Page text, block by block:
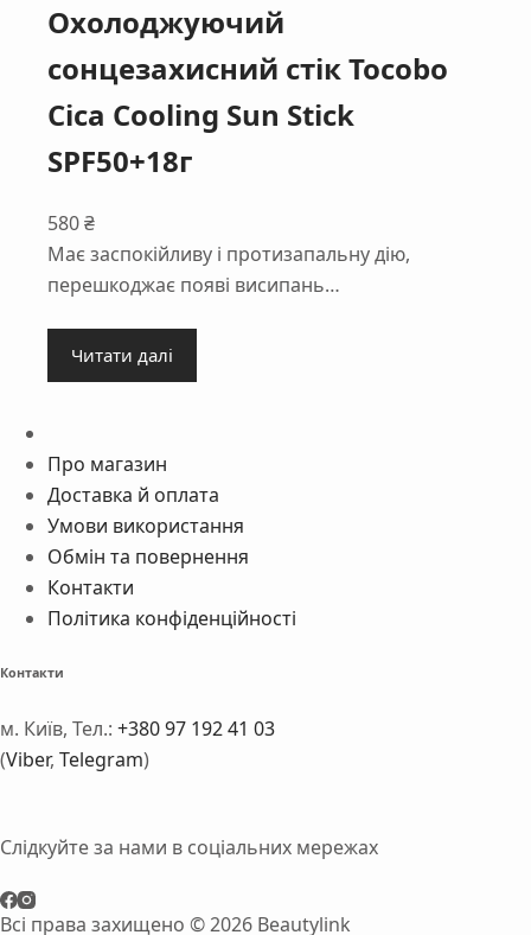
Охолоджуючий
сонцезахисний стік Tocobo
Cica Cooling Sun Stick
SPF50+18г
580₴
Має заспокійливу і протизапальну дію,
перешкоджає появі висипань…
Читати далі
Про магазин
Доставка й оплата
Умови використання
Обмін та повернення
Контакти
Політика конфіденційності
Контакти
м. Київ, Тел.: +380 97 192 41 03
(Viber, Telegram)
Слідкуйте за нами в соціальних мережах
Всі права захищено © 2026 Beautylink